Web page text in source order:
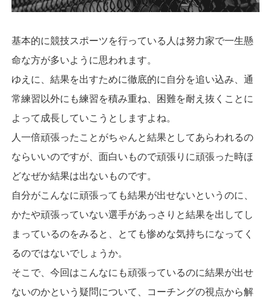
基本的に競技スポーツを行っている人は努力家で一生懸
命な方が多いように思われます。
ゆえに、結果を出すために徹底的に自分を追い込み、通
常練習以外にも練習を積み重ね、困難を耐え抜くことに
よって成長していこうとしますよね。
人一倍頑張ったことがちゃんと結果としてあらわれるの
ならいいのですが、面白いもので頑張りに頑張った時ほ
どなぜか結果は出ないものです。
自分がこんなに頑張っても結果が出せないというのに、
かたや頑張っていない選手があっさりと結果を出してし
まっているのをみると、とても惨めな気持ちになってく
るのではないでしょうか。
そこで、今回はこんなにも頑張っているのに結果が出せ
ないのかという疑問について、コーチングの視点から解